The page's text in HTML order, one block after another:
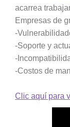
acarrea
Empresas de
-
-Soporte y
-
-Costos de
Clic aquí para